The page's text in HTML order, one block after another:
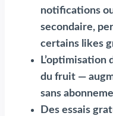
notifications
secondaire,
certains likes
du fruit —
sans
Des essais